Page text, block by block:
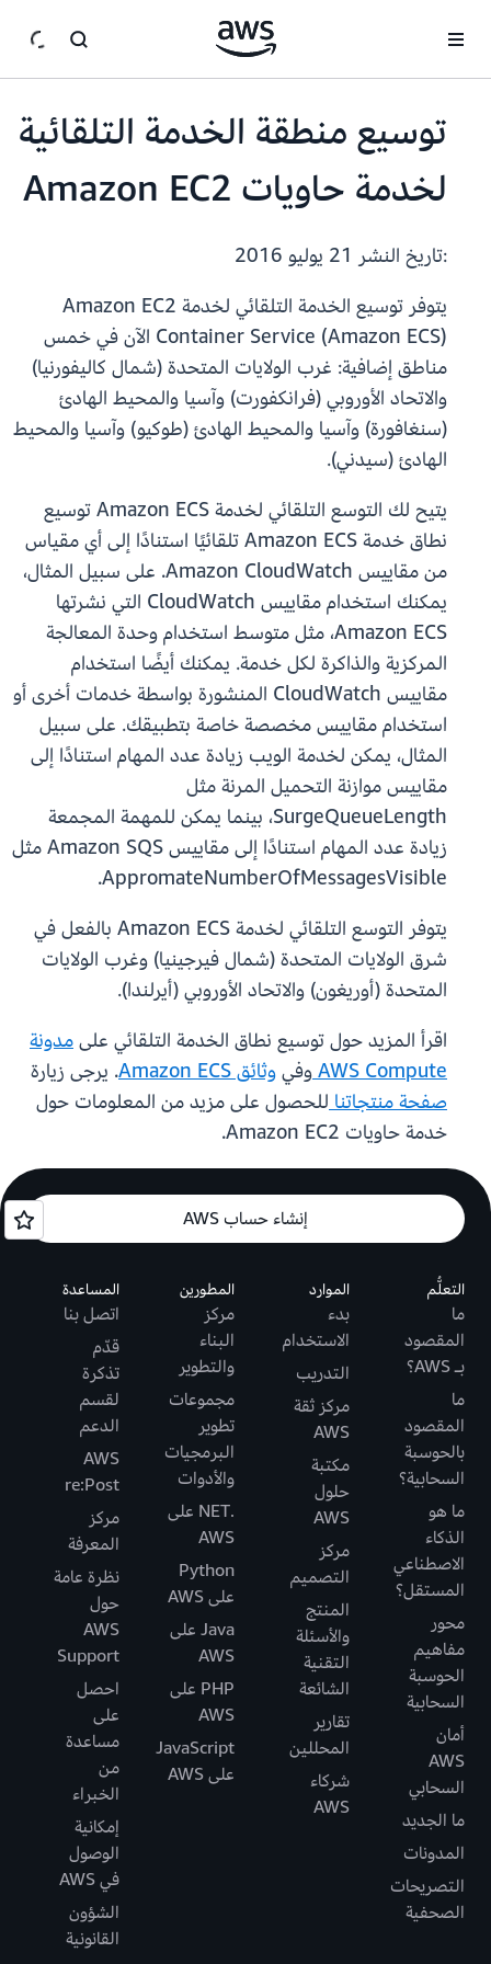
توسيع منطقة الخدمة التلقائية
لخدمة حاويات Amazon EC2
:تاريخ النشر
يتوفر توسيع الخدمة التلقائي لخدمة Amazon EC2
Container Service (Amazon ECS) الآن في خمس
مناطق إضافية: غرب الولايات المتحدة (شمال كاليفورنيا)
والاتحاد الأوروبي (فرانكفورت) وآسيا والمحيط الهادئ
(سنغافورة) وآسيا والمحيط الهادئ (طوكيو) وآسيا والمحيط
الهادئ (سيدني).
يتيح لك التوسع التلقائي لخدمة Amazon ECS توسيع
نطاق خدمة Amazon ECS تلقائيًا استنادًا إلى أي مقياس
من مقاييس Amazon CloudWatch. على سبيل المثال،
يمكنك استخدام مقاييس CloudWatch التي نشرتها
Amazon ECS، مثل متوسط استخدام وحدة المعالجة
المركزية والذاكرة لكل خدمة. يمكنك أيضًا استخدام
مقاييس CloudWatch المنشورة بواسطة خدمات أخرى أو
استخدام مقاييس مخصصة خاصة بتطبيقك. على سبيل
المثال، يمكن لخدمة الويب زيادة عدد المهام استنادًا إلى
مقاييس موازنة التحميل المرنة مثل
SurgeQueueLength، بينما يمكن للمهمة المجمعة
زيادة عدد المهام استنادًا إلى مقاييس Amazon SQS مثل
AppromateNumberOfMessagesVisible.
يتوفر التوسع التلقائي لخدمة Amazon ECS بالفعل في
شرق الولايات المتحدة (شمال فيرجينيا) وغرب الولايات
المتحدة (أوريغون) والاتحاد الأوروبي (أيرلندا).
اقرأ المزيد حول توسيع نطاق الخدمة التلقائي علىمدونة
AWS Computeوفيوثائق Amazon ECS
. يرجى زيارة
صفحة منتجاتناللحصول على مزيد من المعلومات حول
خدمة حاويات Amazon EC2.
إنشاء حساب AWS
التعلُّم
ما
المقصود
بـ AWS؟
ما
المقصود
بالحوسبة
السحابية؟
ما هو
الذكاء
الاصطناعي
المستقل؟
محور
مفاهيم
الحوسبة
السحابية
أمان
AWS
السحابي
ما الجديد
المدونات
التصريحات
الصحفية
الموارد
بدء
الاستخدام
التدريب
مركز ثقة
AWS
مكتبة
حلول
AWS
مركز
التصميم
المنتج
والأسئلة
التقنية
الشائعة
تقارير
المحللين
شركاء
AWS
المطورين
مركز
البناء
والتطوير
مجموعات
تطوير
البرمجيات
والأدوات
.NET على
AWS
Python
على AWS
Java على
AWS
PHP على
AWS
JavaScript
على AWS
المساعدة
اتصل بنا
قدّم
تذكرة
لقسم
الدعم
AWS
re:Post
مركز
المعرفة
نظرة عامة
حول
AWS
Support
احصل
على
مساعدة
من
الخبراء
إمكانية
الوصول
في AWS
الشؤون
القانونية